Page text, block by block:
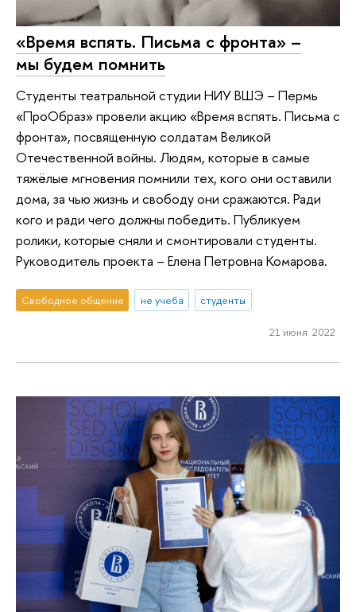
«Время вспять. Письма с фронта» –
мы будем помнить
Студенты театральной студии НИУ ВШЭ – Пермь
«ПроОбраз» провели акцию «Время вспять. Письма с
фронта», посвященную солдатам Великой
Отечественной войны. Людям, которые в самые
тяжёлые мгновения помнили тех, кого они оставили
дома, за чью жизнь и свободу они сражаются. Ради
кого и ради чего должны победить. Публикуем
ролики, которые сняли и смонтировали студенты.
Руководитель проекта – Елена Петровна Комарова.
Свободное общение не учеба студенты
21 июня 2022